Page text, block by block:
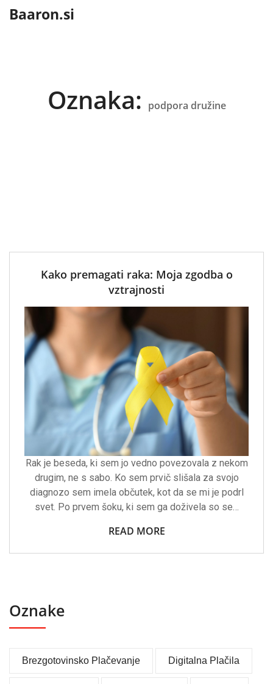
Baaron.si
Oznaka: podpora družine
Kako premagati raka: Moja zgodba o
vztrajnosti
Rak je beseda, ki sem jo vedno povezovala z nekom
drugim, ne s sabo. Ko sem prvič slišala za svojo
diagnozo sem imela občutek, kot da se mi je podrl
svet. Po prvem šoku, ki sem ga doživela so se…
READ MORE
Oznake
Brezgotovinsko Plačevanje Digitalna Plačila